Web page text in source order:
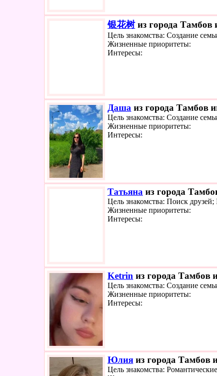
银花树 из города Тамбов
Цель знакомства: Создание
Жизненные приоритеты:
Интересы:
Даша из города Тамбов
Цель знакомства: Создание
Жизненные приоритеты:
Интересы:
Татьяна из города
Цель знакомства: Поиск
Жизненные приоритеты:
Интересы:
Ketrin из города Тамбов
Цель знакомства: Создание
Жизненные приоритеты:
Интересы:
Юлия из города Тамбов
Цель знакомства: